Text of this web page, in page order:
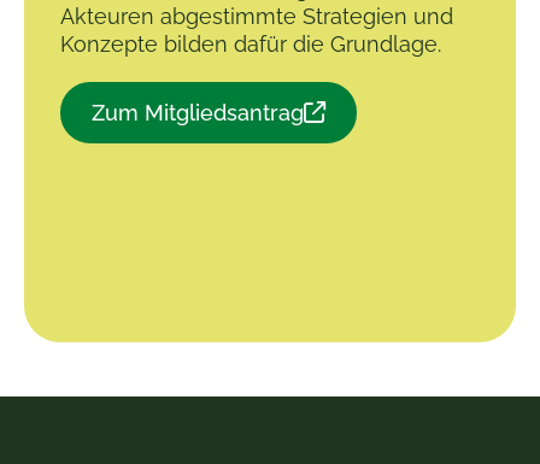
Akteuren abgestimmte Strategien und
Konzepte bilden dafür die Grundlage.
Zum Mitgliedsantrag